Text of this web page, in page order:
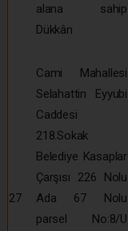
alana sahip
Dükkân
27
Cami Mahallesi
Selahattin Eyyubi
Caddesi
218.Sokak
Belediye Kasaplar
Çarşısı 226 Nolu
Ada 67 Nolu
parsel No:8/U